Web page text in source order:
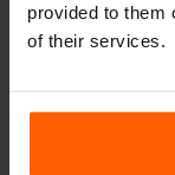
provided to them
of their services.
Van welk